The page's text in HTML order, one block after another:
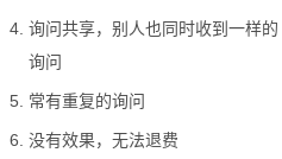
询问共享，别人也同时收到一样的
询问
常有重复的询问
没有效果，无法退费